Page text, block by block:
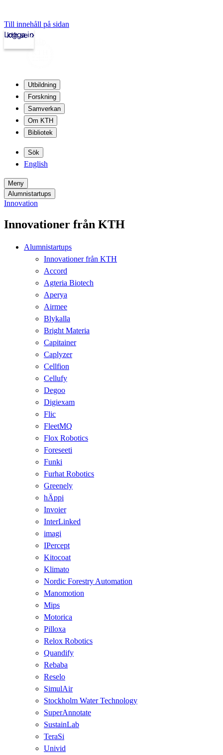
Till innehåll på sidan
kth.se
Logga in
Utbildning
Forskning
Samverkan
Om KTH
Bibliotek
Sök
English
Meny
Alumnistartups
Innovation
Innovationer från KTH
Alumnistartups
Innovationer från KTH
Accord
Agteria Biotech
Aperya
Airmee
Blykalla
Bright Materia
Capitainer
Caplyzer
Cellfion
Cellufy
Degoo
Digiexam
Flic
FleetMQ
Flox Robotics
Foreseeti
Funki
Furhat Robotics
Greenely
hÄppi
Invoier
InterLinked
imagi
IPercept
Kitocoat
Klimato
Nordic Forestry Automation
Manomotion
Mips
Motorica
Pilloxa
Relox Robotics
Quandify
Rebaba
Reselo
SimulAir
Stockholm Water Technology
SuperAnnotate
SustainLab
TeraSi
Univid